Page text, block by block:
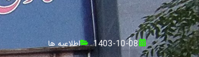
1403-10-08 اطلاعیه ها